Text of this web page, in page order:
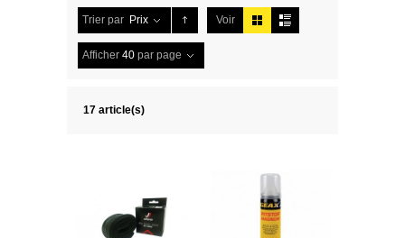
Trier par Prix Voir
Afficher 40 par page
17 article(s)